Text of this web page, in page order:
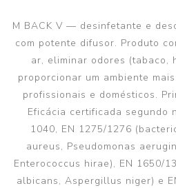
M BACK V — desinfetante e
com potente difusor. Produto
ar, eliminar odores (tabaco,
proporcionar um ambiente
profissionais e domésticos.
Eficácia certificada segundo
1040, EN 1275/1276
aureus, Pseudomonas
Enterococcus hirae), EN 1650/
albicans, Aspergillus niger) e